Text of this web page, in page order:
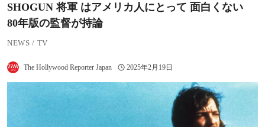
SHOGUN 将軍 はアメリカ人にとって 面白くない
80年版の監督が持論
NEWS / TV
The Hollywood Reporter Japan 2025年2月19日